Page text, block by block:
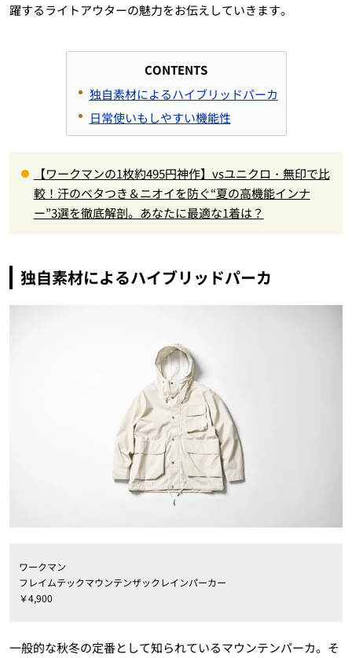
躍するライトアウターの魅力をお伝えしていきます。
CONTENTS
独自素材によるハイブリッドパーカ
日常使いもしやすい機能性
【ワークマンの1枚約495円神作】vsユニクロ・無印で比
較！汗のベタつき＆ニオイを防ぐ“夏の高機能インナ
ー”3選を徹底解剖。あなたに最適な1着は？
独自素材によるハイブリッドパーカ
ワークマン
フレイムテックマウンテンザックレインパーカー
￥4,900
一般的な秋冬の定番として知られているマウンテンパーカ。そ